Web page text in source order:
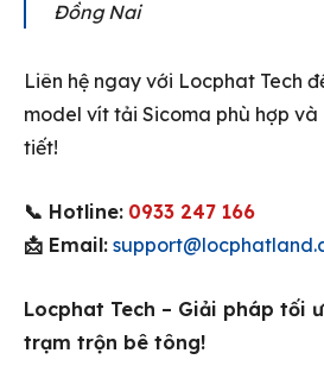
Đồng Nai
Liên hệ ngay với Locphat Tech
model vít tải Sicoma phù hợp
tiết!
📞 Hotline: 0933 247 166
📩 Email:
Locphat Tech – Giải pháp tối
trạm trộn bê tông!